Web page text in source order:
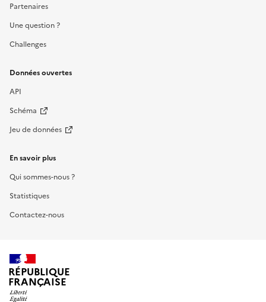
Partenaires
Une question ?
Challenges
Données ouvertes
API
Schéma
Jeu de données
En savoir plus
Qui sommes-nous ?
Statistiques
Contactez-nous
RÉPUBLIQUE
FRANÇAISE